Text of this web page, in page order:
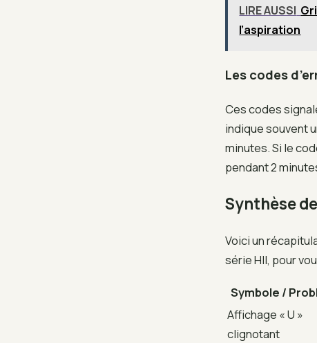
LIRE AUSSI
l’aspiration
Les codes
Ces codes
indique souvent
minutes. Si le
pendant 2
Synthèse
Voici un
série HII, pour
Symbole /
Affichage « U »
clignotant